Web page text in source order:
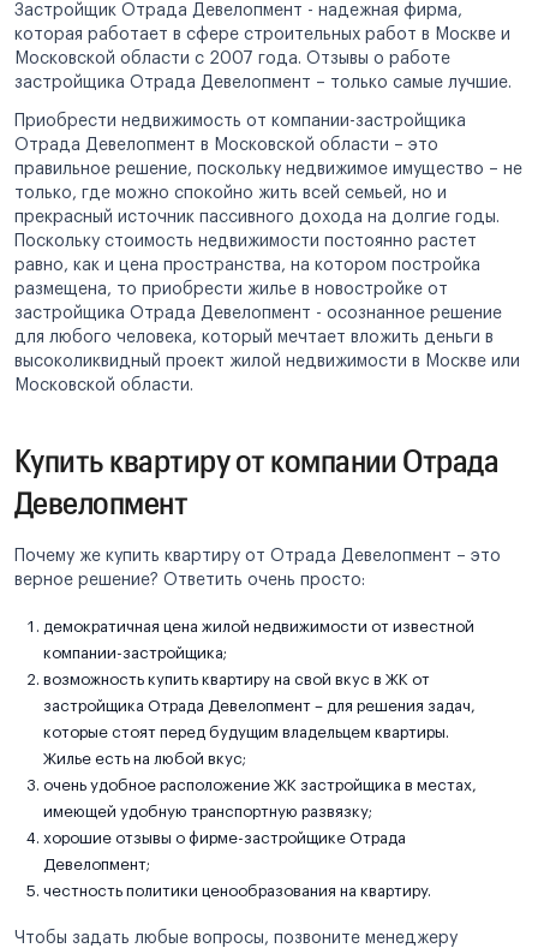
Застройщик Отрада Девелопмент - надежная фирма,
которая работает в сфере строительных работ в Москве и
Московской области с 2007 года. Отзывы о работе
застройщика Отрада Девелопмент – только самые лучшие.
Приобрести недвижимость от компании-застройщика
Отрада Девелопмент в Московской области – это
правильное решение, поскольку недвижимое имущество – не
только, где можно спокойно жить всей семьей, но и
прекрасный источник пассивного дохода на долгие годы.
Поскольку стоимость недвижимости постоянно растет
равно, как и цена пространства, на котором постройка
размещена, то приобрести жилье в новостройке от
застройщика Отрада Девелопмент - осознанное решение
для любого человека, который мечтает вложить деньги в
высоколиквидный проект жилой недвижимости в Москве или
Московской области.
Купить квартиру от компании Отрада
Девелопмент
Почему же купить квартиру от Отрада Девелопмент – это
верное решение? Ответить очень просто:
демократичная цена жилой недвижимости от известной
компании-застройщика;
возможность купить квартиру на свой вкус в ЖК от
застройщика Отрада Девелопмент – для решения задач,
которые стоят перед будущим владельцем квартиры.
Жилье есть на любой вкус;
очень удобное расположение ЖК застройщика в местах,
имеющей удобную транспортную развязку;
хорошие отзывы о фирме-застройщике Отрада
Девелопмент;
честность политики ценообразования на квартиру.
Чтобы задать любые вопросы, позвоните менеджеру